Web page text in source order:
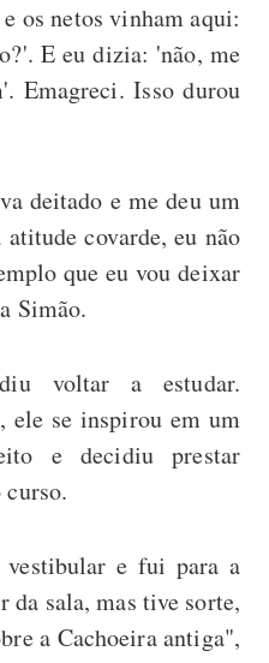
os netos vinham aqui:
E eu dizia: 'não, me
Emagreci. Isso durou
deitado e me deu um
covarde, eu não
que eu vou deixar
Simão.
voltar a estudar.
ele se inspirou em um
e decidiu prestar
e fui para a
sala, mas tive sorte,
a Cachoeira antiga",